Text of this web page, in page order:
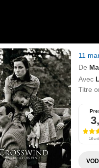
11
De
Avec
Titre
18
VOD